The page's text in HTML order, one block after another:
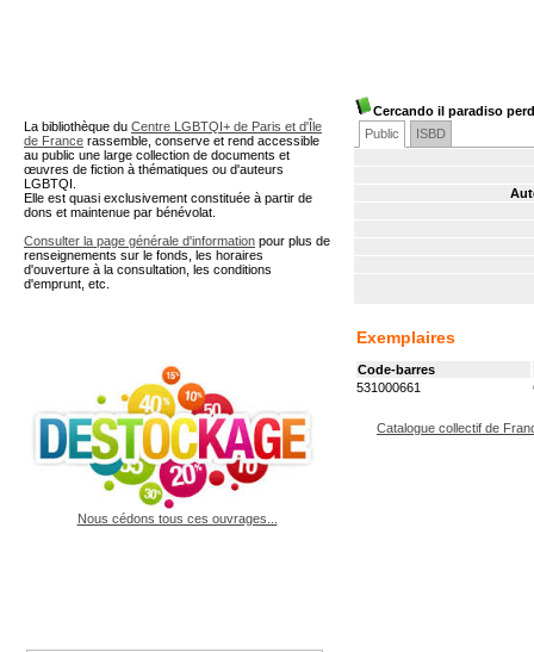
Cercando il paradiso
Public
ISBD
Exemplaires
Code-barres
531000661
Catalogue collectif de
La bibliothèque du Centre LGBTQI+ de Paris et d'Île
de France rassemble, conserve et rend accessible
au public une large collection de documents et
œuvres de fiction à thématiques ou d'auteurs
LGBTQI.
Elle est quasi exclusivement constituée à partir de
dons et maintenue par bénévolat.
Consulter la page générale d'information pour plus de
renseignements sur le fonds, les horaires
d'ouverture à la consultation, les conditions
d'emprunt, etc.
Nous cédons tous ces ouvrages...